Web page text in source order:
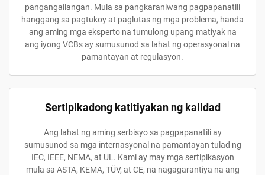
pangangailangan. Mula sa pangkaraniwang pagpapanatili
hanggang sa pagtukoy at paglutas ng mga problema, handa
ang aming mga eksperto na tumulong upang matiyak na
ang iyong VCBs ay sumusunod sa lahat ng operasyonal na
pamantayan at regulasyon.
Sertipikadong katitiyakan ng kalidad
Ang lahat ng aming serbisyo sa pagpapanatili ay
sumusunod sa mga internasyonal na pamantayan tulad ng
IEC, IEEE, NEMA, at UL. Kami ay may mga sertipikasyon
mula sa ASTA, KEMA, TÜV, at CE, na nagagarantiya na ang